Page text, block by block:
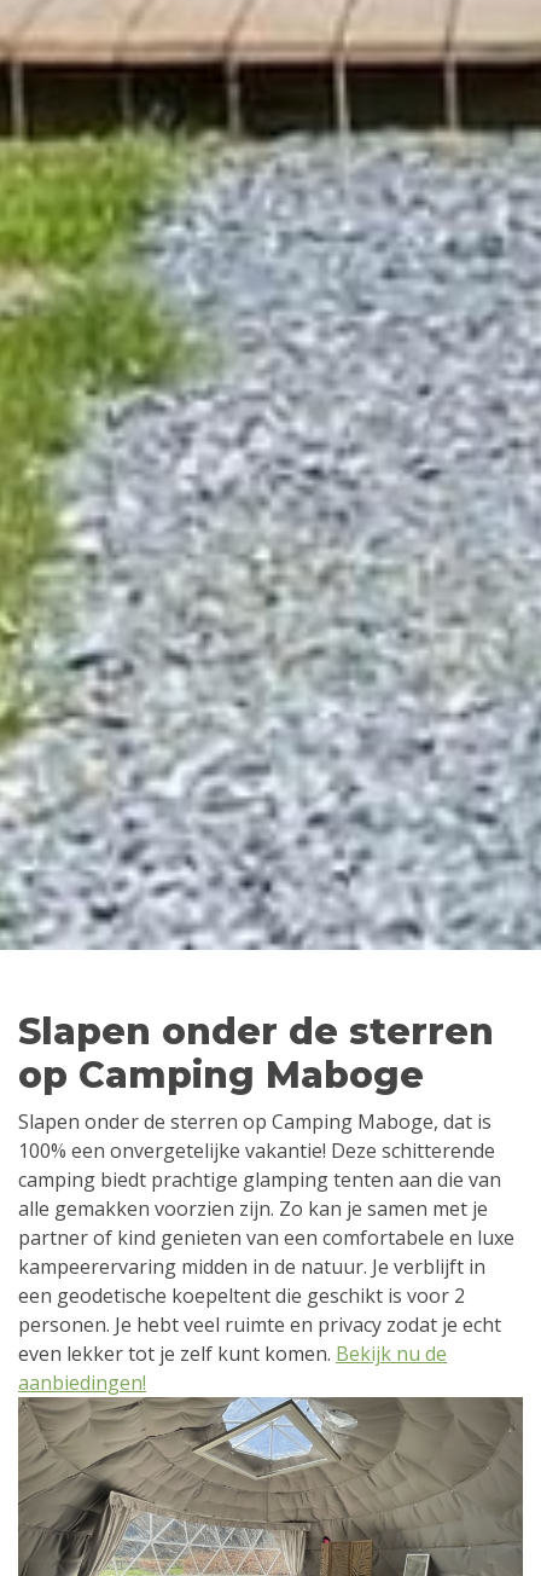
Slapen onder de sterren
op Camping Maboge
Slapen onder de sterren op Camping Maboge, dat is
100% een onvergetelijke vakantie! Deze schitterende
camping biedt prachtige glamping tenten aan die van
alle gemakken voorzien zijn. Zo kan je samen met je
partner of kind genieten van een comfortabele en luxe
kampeerervaring midden in de natuur. Je verblijft in
een geodetische koepeltent die geschikt is voor 2
personen. Je hebt veel ruimte en privacy zodat je echt
even lekker tot je zelf kunt komen. Bekijk nu de
aanbiedingen!